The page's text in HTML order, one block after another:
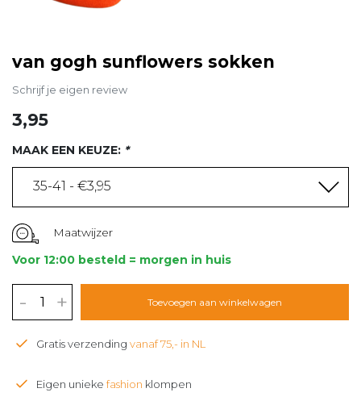
van gogh sunflowers sokken
Schrijf je eigen review
3,95
MAAK EEN KEUZE: *
35-41 - €3,95
Maatwijzer
Voor 12:00 besteld = morgen in huis
- + Toevoegen aan winkelwagen
Gratis verzending vanaf 75,- in NL
Eigen unieke fashion klompen